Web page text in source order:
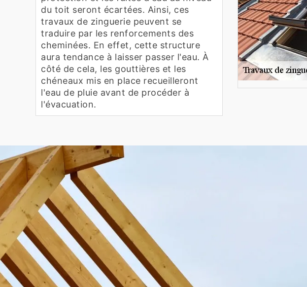
du toit seront écartées. Ainsi, ces
travaux de zinguerie peuvent se
traduire par les renforcements des
cheminées. En effet, cette structure
aura tendance à laisser passer l'eau. À
côté de cela, les gouttières et les
chéneaux mis en place recueilleront
l'eau de pluie avant de procéder à
l'évacuation.